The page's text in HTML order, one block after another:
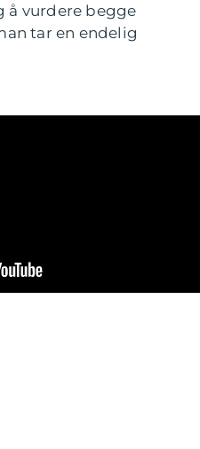
å vurdere begge
tar en endelig